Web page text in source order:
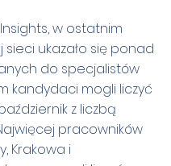
w ostatnim
ukazało się ponad
do specjalistów
kandydaci mogli liczyć
z liczbą
pracowników
Krakowa i